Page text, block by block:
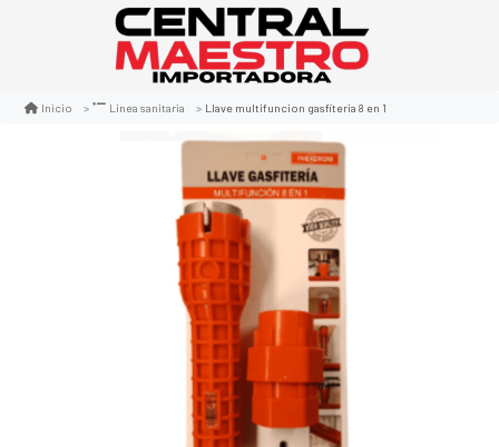
Inicio Linea sanitaria Llave multifuncion gasfiteria 8 en 1